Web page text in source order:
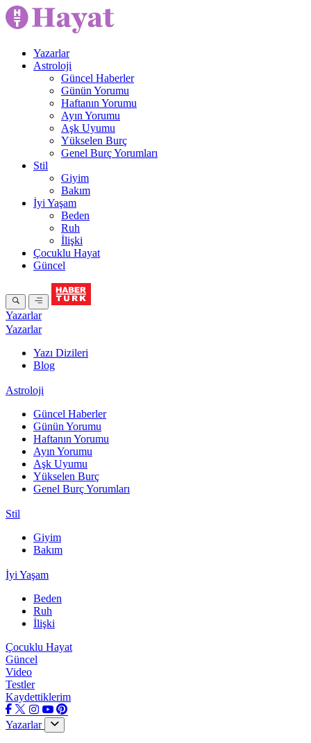
Yazarlar
Astroloji
Güncel Haberler
Günün Yorumu
Haftanın Yorumu
Ayın Yorumu
Aşk Uyumu
Yükselen Burç
Genel Burç Yorumları
Stil
Giyim
Bakım
İyi Yaşam
Beden
Ruh
İlişki
Çocuklu Hayat
Güncel
Yazarlar
Yazarlar
Yazı Dizileri
Blog
Astroloji
Güncel Haberler
Günün Yorumu
Haftanın Yorumu
Ayın Yorumu
Aşk Uyumu
Yükselen Burç
Genel Burç Yorumları
Stil
Giyim
Bakım
İyi Yaşam
Beden
Ruh
İlişki
Çocuklu Hayat
Güncel
Video
Testler
Kaydettiklerim
Yazarlar